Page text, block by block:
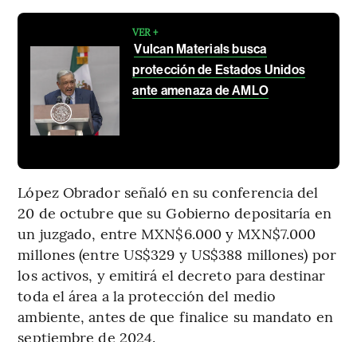
VER +
Vulcan Materials busca
protección de Estados Unidos
ante amenaza de AMLO
López Obrador señaló en su conferencia del
20 de octubre que su Gobierno depositaría en
un juzgado, entre MXN$6.000 y MXN$7.000
millones (entre US$329 y US$388 millones) por
los activos, y emitirá el decreto para destinar
toda el área a la protección del medio
ambiente, antes de que finalice su mandato en
septiembre de 2024.